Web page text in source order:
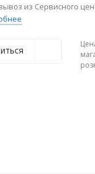
из Сервисного